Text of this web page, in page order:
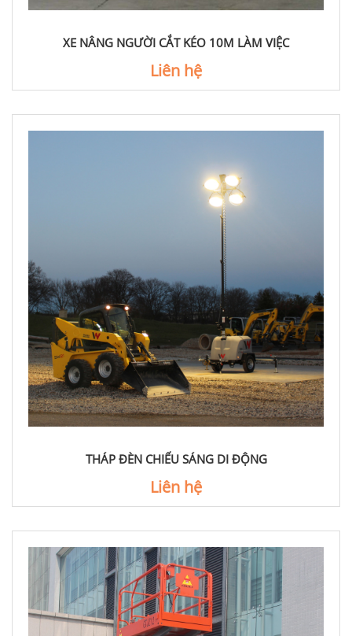
XE NÂNG NGƯỜI CẮT KÉO 10M LÀM VIỆC
Liên hệ
THÁP ĐÈN CHIẾU SÁNG DI ĐỘNG
Liên hệ